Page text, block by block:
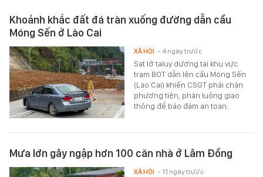
Khoảnh khắc đất đá tràn xuống đường dẫn cầu
Móng Sến ở Lào Cai
Sạt lở taluy dương tại khu vực
trạm BOT dẫn lên cầu Móng Sến
(Lào Cai) khiến CSGT phải chặn
phương tiện, phân luồng giao
thông để bảo đảm an toàn.
XÃ HỘI - 4 ngày trước
Mưa lớn gây ngập hơn 100 căn nhà ở Lâm Đồng
XÃ HỘI - 11 ngày trước